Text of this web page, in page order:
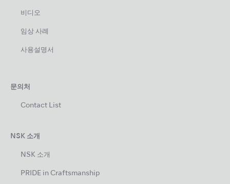
비디오
임상 사례
사용설명서
문의처
Contact List
NSK 소개
NSK 소개
PRIDE in Craftsmanship